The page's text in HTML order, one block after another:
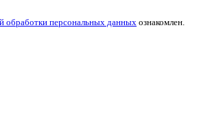
обработки персональных данных ознакомлен.